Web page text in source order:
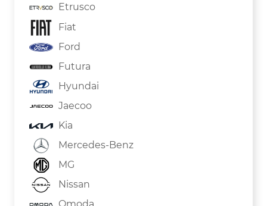
Etrusco
Fiat
Ford
Futura
Hyundai
Jaecoo
Kia
Mercedes-Benz
MG
Nissan